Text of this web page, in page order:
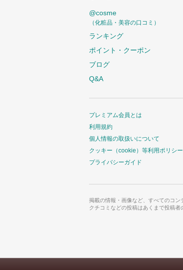
@cosme
（化粧品・美容の口コミ）
ランキング
ポイント・クーポン
ブログ
Q&A
プレミアム会員とは
利用規約
個人情報の取扱いについて
クッキー（cookie）等利用ポリシー
プライバシーガイド
掲載の情報・画像など、すべてのコン
クチコミなどの投稿はあくまで投稿者